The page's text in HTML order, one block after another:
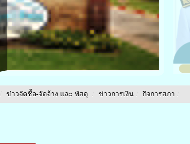
/ ข่าวจัดชื้อ-จัดจ้าง และ พัสดุ / ข่าวการเงิน / กิจการสภา /